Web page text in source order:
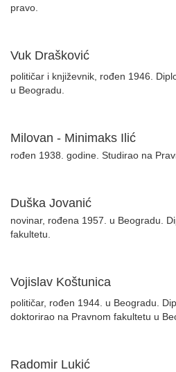
pravo.
Vuk Drašković
političar i književnik, rođen 1946.
u Beogradu.
Milovan - Minimaks Ilić
rođen 1938. godine. Studirao na
Duška Jovanić
novinar, rođena 1957. u Beogradu.
fakultetu.
Vojislav Koštunica
političar, rođen 1944. u Beogradu.
doktorirao na Pravnom fakultetu u
Radomir Lukić